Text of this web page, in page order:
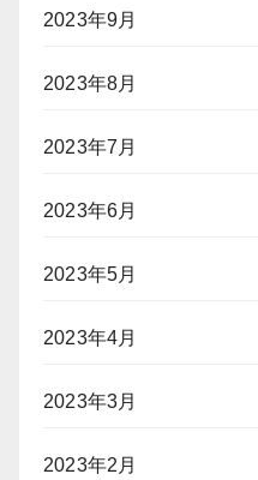
2023年9月
2023年8月
2023年7月
2023年6月
2023年5月
2023年4月
2023年3月
2023年2月